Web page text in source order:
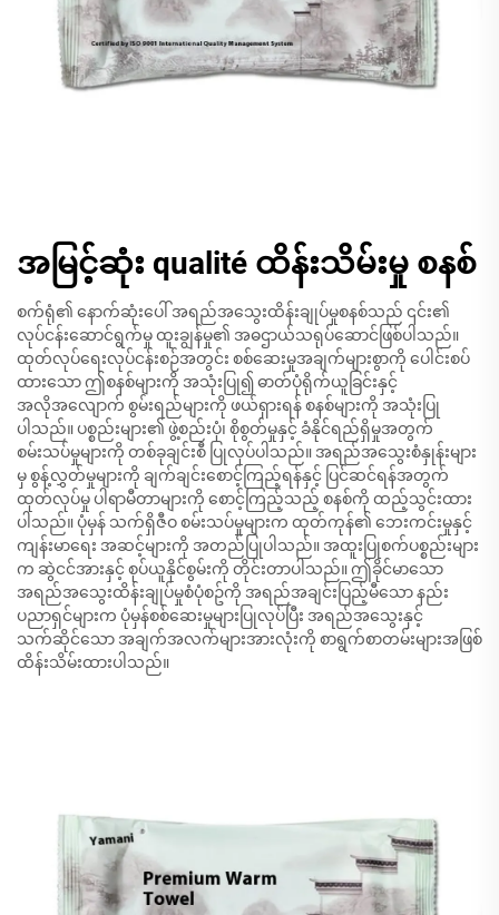
အမြင့်ဆုံး qualité ထိန်းသိမ်းမှု စနစ်
စက်ရုံ၏ နောက်ဆုံးပေါ် အရည်အသွေးထိန်းချုပ်မှုစနစ်သည် ၎င်း၏
လုပ်ငန်းဆောင်ရွက်မှု ထူးချွန်မှု၏ အဓဌာယ်သရုပ်ဆောင်ဖြစ်ပါသည်။
ထုတ်လုပ်ရေးလုပ်ငန်းစဉ်အတွင်း စစ်ဆေးမှုအချက်များစွာကို ပေါင်းစပ်
ထားသော ဤစနစ်များကို အသုံးပြု၍ ဓာတ်ပုံရိုက်ယူခြင်းနှင့်
အလိုအလျောက် စွမ်းရည်များကို ဖယ်ရှားရန် စနစ်များကို အသုံးပြု
ပါသည်။ ပစ္စည်းများ၏ ဖွဲ့စည်းပုံ၊ စိုစွတ်မှုနှင့် ခံနိုင်ရည်ရှိမှုအတွက်
စမ်းသပ်မှုများကို တစ်ခုချင်းစီ ပြုလုပ်ပါသည်။ အရည်အသွေးစံနှုန်းများ
မှ စွန့်လွှတ်မှုများကို ချက်ချင်းစောင့်ကြည့်ရန်နှင့် ပြင်ဆင်ရန်အတွက်
ထုတ်လုပ်မှု ပါရာမီတာများကို စောင့်ကြည့်သည့် စနစ်ကို ထည့်သွင်းထား
ပါသည်။ ပုံမှန် သက်ရှိဇီဝ စမ်းသပ်မှုများက ထုတ်ကုန်၏ ဘေးကင်းမှုနှင့်
ကျန်းမာရေး အဆင့်များကို အတည်ပြုပါသည်။ အထူးပြုစက်ပစ္စည်းများ
က ဆွဲငင်အားနှင့် စုပ်ယူနိုင်စွမ်းကို တိုင်းတာပါသည်။ ဤခိုင်မာသော
အရည်အသွေးထိန်းချုပ်မှုစံပုံစဥ်ကို အရည်အချင်းပြည့်မီသော နည်း
ပညာရှင်များက ပုံမှန်စစ်ဆေးမှုများပြုလုပ်ပြီး အရည်အသွေးနှင့်
သက်ဆိုင်သော အချက်အလက်များအားလုံးကို စာရွက်စာတမ်းများအဖြစ်
ထိန်းသိမ်းထားပါသည်။